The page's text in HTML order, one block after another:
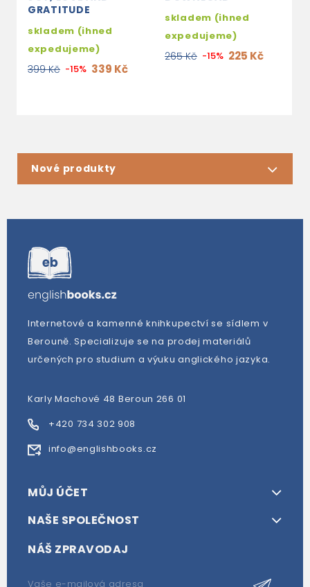
GRATITUDE
skladem (ihned
expedujeme)
399 Kč -15% 339 Kč
skladem (ihned
expedujeme)
265 Kč -15% 225 Kč
Nové produkty
Internetové a kamenné knihkupectví se sídlem v
Berouně. Specializuje se na prodej materiálů
určených pro studium a výuku anglického jazyka.
Karly Machové 48 Beroun 266 01
+420 734 302 908
info@englishbooks.cz
MŮJ ÚČET
NAŠE SPOLEČNOST
NÁŠ ZPRAVODAJ